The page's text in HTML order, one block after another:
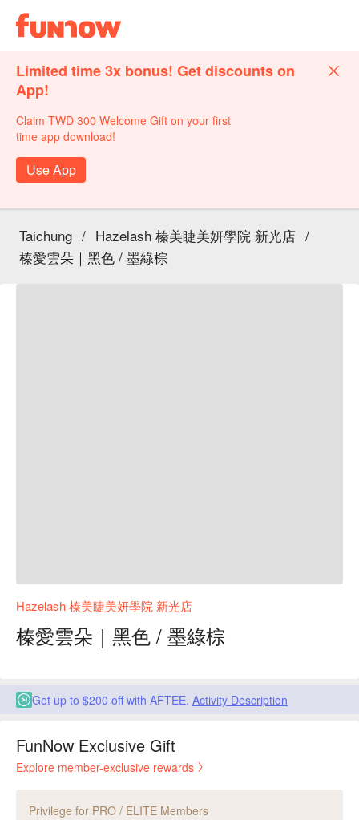
Limited time 3x bonus! Get discounts on
App!
Claim TWD 300 Welcome Gift on your first
time app download!
Use App
Taichung / Hazelash 榛美睫美妍學院 新光店 /
榛愛雲朵｜黑色 / 墨綠棕
Hazelash 榛美睫美妍學院 新光店
榛愛雲朵｜黑色 / 墨綠棕
Get up to $200 off with AFTEE. Activity Description
FunNow Exclusive Gift
Explore member-exclusive rewards
Privilege for PRO / ELITE Members